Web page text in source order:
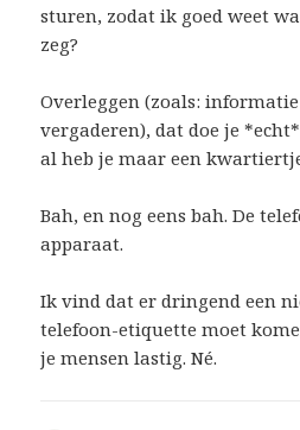
sturen, zodat ik goed weet
zeg?
Overleggen (zoals:
vergaderen), dat doe je
al heb je maar een
Bah, en nog eens bah. De
apparaat.
Ik vind dat er dringend een
telefoon-etiquette moet
je mensen lastig. Né.